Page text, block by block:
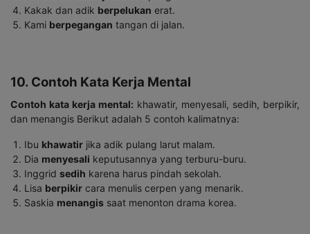
Kakak dan adik berpelukan erat.
Kami berpegangan tangan di jalan.
10. Contoh Kata Kerja Mental
Contoh kata kerja mental: khawatir, menyesali, sedih, berpikir,
dan menangis Berikut adalah 5 contoh kalimatnya:
Ibu khawatir jika adik pulang larut malam.
Dia menyesali keputusannya yang terburu-buru.
Inggrid sedih karena harus pindah sekolah.
Lisa berpikir cara menulis cerpen yang menarik.
Saskia menangis saat menonton drama korea.